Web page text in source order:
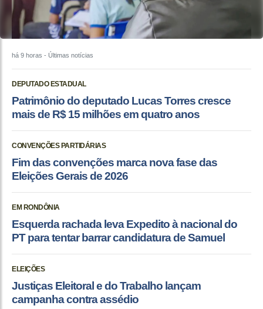
há 9 horas - Últimas notícias
DEPUTADO ESTADUAL
Patrimônio do deputado Lucas Torres cresce
mais de R$ 15 milhões em quatro anos
CONVENÇÕES PARTIDÁRIAS
Fim das convenções marca nova fase das
Eleições Gerais de 2026
EM RONDÔNIA
Esquerda rachada leva Expedito à nacional do
PT para tentar barrar candidatura de Samuel
ELEIÇÕES
Justiças Eleitoral e do Trabalho lançam
campanha contra assédio